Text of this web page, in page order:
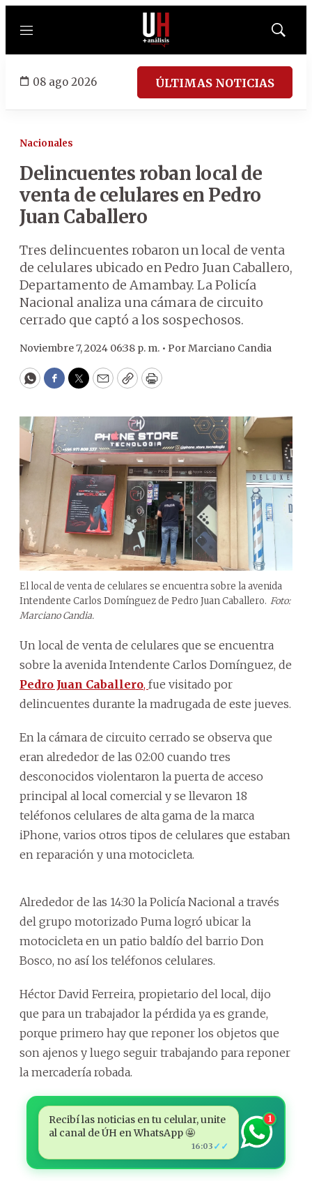
Menú
Mostrar
08 ago 2026 ÚLTIMAS NOTICIAS
Nacionales
Delincuentes roban local de
venta de celulares en Pedro
Juan Caballero
Tres delincuentes robaron un local de venta
de celulares ubicado en Pedro Juan Caballero,
Departamento de Amambay. La Policía
Nacional analiza una cámara de circuito
cerrado que captó a los sospechosos.
Noviembre 7, 2024 06:38 p. m. • PorMarciano Candia
WhatsApp
Facebook
Twitter
EmailCopyPrint
El local de venta de celulares se encuentra sobre la avenida
Intendente Carlos Domínguez de Pedro Juan Caballero. Foto:
Marciano Candia.
Un local de venta de celulares que se encuentra
sobre la avenida Intendente Carlos Domínguez, de
Pedro Juan Caballero, fue visitado por
delincuentes durante la madrugada de este jueves.
En la cámara de circuito cerrado se observa que
eran alrededor de las 02:00 cuando tres
desconocidos violentaron la puerta de acceso
principal al local comercial y se llevaron 18
teléfonos celulares de alta gama de la marca
iPhone, varios otros tipos de celulares que estaban
en reparación y una motocicleta.
Alrededor de las 14:30 la Policía Nacional a través
del grupo motorizado Puma logró ubicar la
motocicleta en un patio baldío del barrio Don
Bosco, no así los teléfonos celulares.
Héctor David Ferreira, propietario del local, dijo
que para un trabajador la pérdida ya es grande,
porque primero hay que reponer los objetos que
son ajenos y luego seguir trabajando para reponer
la mercadería robada.
Recibí las noticias en tu celular, unite
al canal de ÚH en WhatsApp 🤩
16:03 ✓✓
1